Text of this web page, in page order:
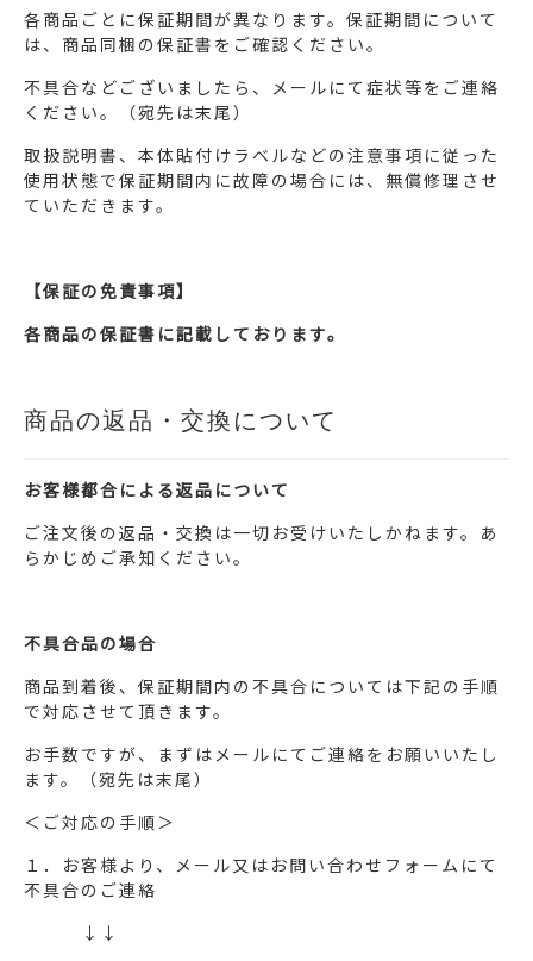
各商品ごとに保証期間が異なります。保証期間について
は、商品同梱の保証書をご確認ください。
不具合などございましたら、メールにて症状等をご連絡
ください。（宛先は末尾）
取扱説明書、本体貼付けラベルなどの注意事項に従った
使用状態で保証期間内に故障の場合には、無償修理させ
ていただきます。
【保証の免責事項】
各商品の保証書に記載しております。
商品の返品・交換について
お客様都合による返品について
ご注文後の返品・交換は一切お受けいたしかねます。あ
らかじめご承知ください。
不具合品の場合
商品到着後、保証期間内の不具合については下記の手順
で対応させて頂きます。
お手数ですが、まずはメールにてご連絡をお願いいたし
ます。（宛先は末尾）
＜ご対応の手順＞
１．お客様より、メール又はお問い合わせフォームにて
不具合のご連絡
↓↓